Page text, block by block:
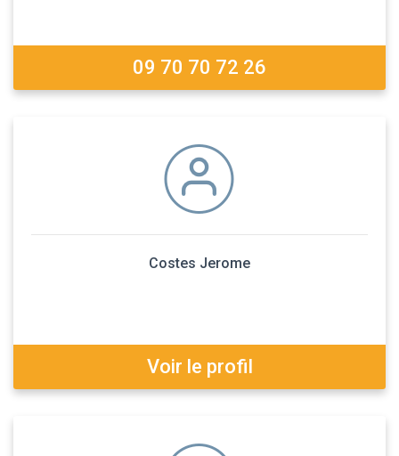
09 70 70 72 26
Costes Jerome
Voir le profil